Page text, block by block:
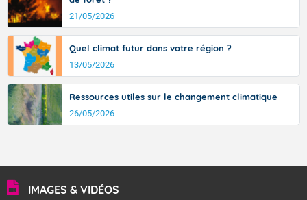
21/05/2026
Quel climat futur dans votre région ?
13/05/2026
Ressources utiles sur le changement climatique
26/05/2026
IMAGES & VIDÉOS